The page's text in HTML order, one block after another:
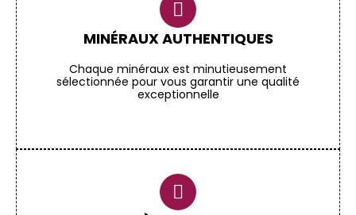
MINÉRAUX AUTHENTIQUES
Chaque minéraux est minutieusement
sélectionnée pour vous garantir une qualité
exceptionnelle